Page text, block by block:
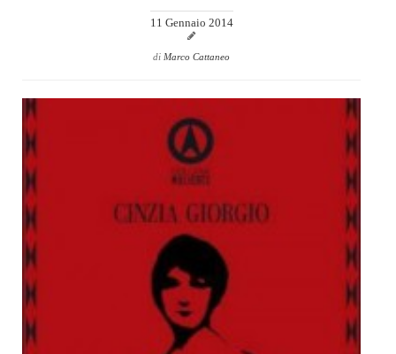
Archivio
Partnership
11 Gennaio 2014
di Marco Cattaneo